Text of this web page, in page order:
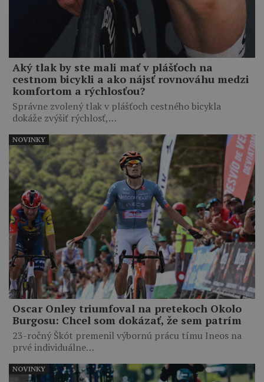
Aký tlak by ste mali mať v plášťoch na
cestnom bicykli a ako nájsť rovnováhu medzi
komfortom a rýchlosťou?
Správne zvolený tlak v plášťoch cestného bicykla
dokáže zvýšiť rýchlosť,…
Oscar Onley triumfoval na pretekoch Okolo
Burgosu: Chcel som dokázať, že sem patrím
23-ročný Škót premenil výbornú prácu tímu Ineos na
prvé individuálne…
NOVINKY
NOVINKY